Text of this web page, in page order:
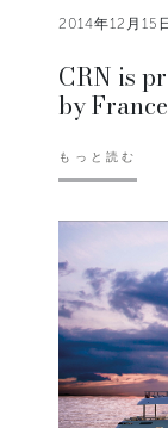
2014年12月15日
CRN is
by
もっと読む